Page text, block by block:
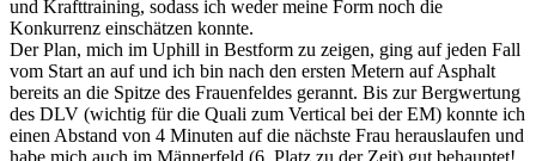
und Krafttraining, sodass ich weder meine Form noch die
Konkurrenz einschätzen konnte.
Der Plan, mich im Uphill in Bestform zu zeigen, ging auf jeden Fall
vom Start an auf und ich bin nach den ersten Metern auf Asphalt
bereits an die Spitze des Frauenfeldes gerannt. Bis zur Bergwertung
des DLV (wichtig für die Quali zum Vertical bei der EM) konnte ich
einen Abstand von 4 Minuten auf die nächste Frau herauslaufen und